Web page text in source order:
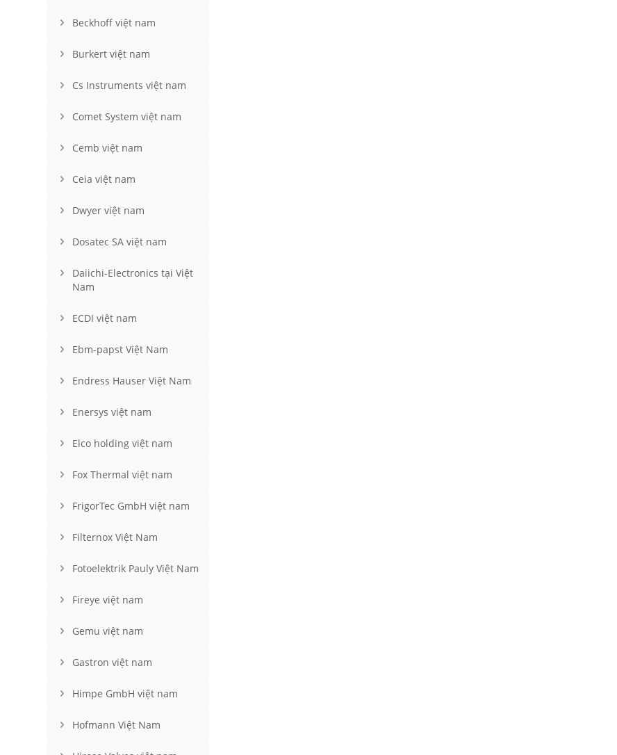
Beckhoff việt nam
Burkert việt nam
Cs Instruments việt nam
Comet System việt nam
Cemb việt nam
Ceia việt nam
Dwyer việt nam
Dosatec SA việt nam
Daiichi-Electronics tại Việt
Nam
ECDI việt nam
Ebm-papst Việt Nam
Endress Hauser Việt Nam
Enersys việt nam
Elco holding việt nam
Fox Thermal việt nam
FrigorTec GmbH việt nam
Filternox Việt Nam
Fotoelektrik Pauly Việt Nam
Fireye việt nam
Gemu việt nam
Gastron việt nam
Himpe GmbH việt nam
Hofmann Việt Nam